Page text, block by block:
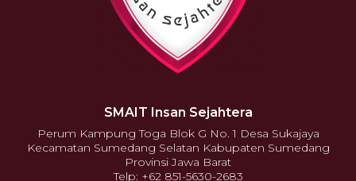
SMAIT Insan Sejahtera
Perum Kampung Toga Blok G No. 1 Desa Sukajaya
Kecamatan Sumedang Selatan Kabupaten Sumedang
Provinsi Jawa Barat
Telp: +62 851-5630-2683